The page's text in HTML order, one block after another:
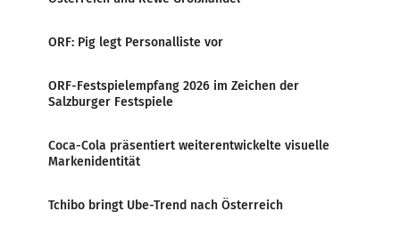
ORF: Pig legt Personalliste vor
ORF-Festspielempfang 2026 im Zeichen der
Salzburger Festspiele
Coca-Cola präsentiert weiterentwickelte visuelle
Markenidentität
Tchibo bringt Ube-Trend nach Österreich